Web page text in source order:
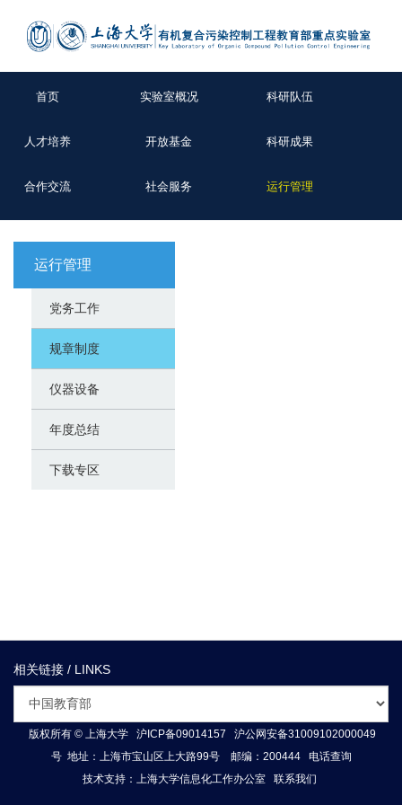
首页 实验室概况 科研队伍
人才培养 开放基金 科研成果
合作交流 社会服务 运行管理
运行管理
党务工作
规章制度
仪器设备
年度总结
下载专区
相关链接 / LINKS
版权所有 © 上海大学 沪ICP备09014157
沪公网安备31009102000049
号地址：上海市宝山区上大路99号 邮编：200444 电话查询
技术支持： 上海大学信息化工作办公室 联系我们